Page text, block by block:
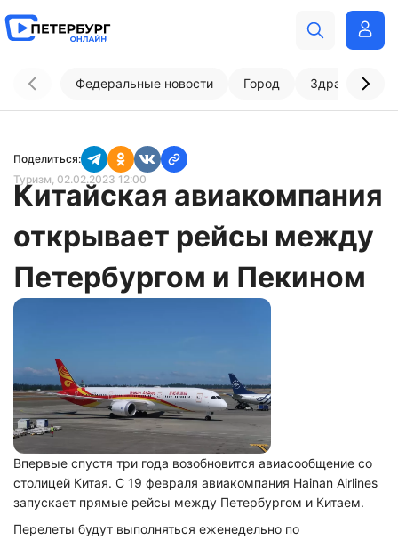
Федеральные новости Город
Поделиться:
Туризм, 02.02.2023 12:00
Китайская авиакомпания
открывает рейсы между
Петербургом и Пекином
Впервые спустя три года возобновится авиасообщение со
столицей Китая. С 19 февраля авиакомпания Hainan Airlines
запускает прямые рейсы между Петербургом и Китаем.
Перелеты будут выполняться еженедельно по